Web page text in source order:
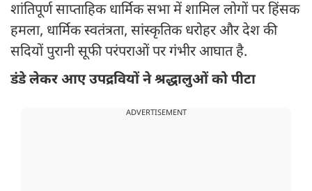
शांतिपूर्ण साप्ताहिक धार्मिक सभा में शामिल लोगों पर हिंसक
हमला, धार्मिक स्वतंत्रता, सांस्कृतिक धरोहर और देश की
सदियों पुरानी सूफी परंपराओं पर गंभीर आघात है.
डंडे लेकर आए उपद्रवियों ने श्रद्धालुओं को पीटा
ADVERTISEMENT